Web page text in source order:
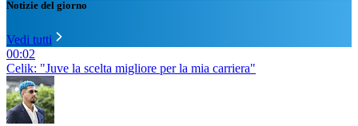
Notizie del giorno
Vedi tutti
00:02
Celik: "Juve la scelta migliore per la mia carriera"